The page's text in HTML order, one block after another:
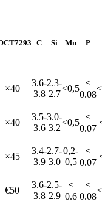
C Si Mn P
×40
3.6-
3.8
2.3-
2.7
<0,5
＜
0.08
×40
3.5-
3.6
3.0-
3.2
<0,5
＜
0.07
×45
3.4-
3.9
2.7-
3.0
0,2-
0,5
＜
0.07
€50
3.6-
3.8
2.5-
2.9
＜
0.6
＜
0.08